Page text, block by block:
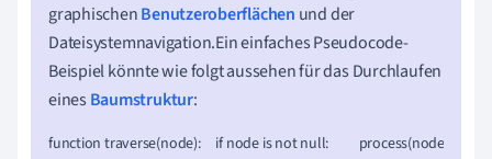
graphischenBenutzeroberflächen und der
Dateisystemnavigation.Ein einfaches Pseudocode-
Beispiel könnte wie folgt aussehen für das Durchlaufen
eines Baumstruktur:
function traverse(node): if node is not null:  process(node)